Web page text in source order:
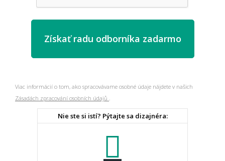
Viac informácií o tom, ako spracovávame osobné údaje nájdete v našich
Zásadách zpracování osobních údajů
Nie ste si istí? Pýtajte sa dizajnéra: